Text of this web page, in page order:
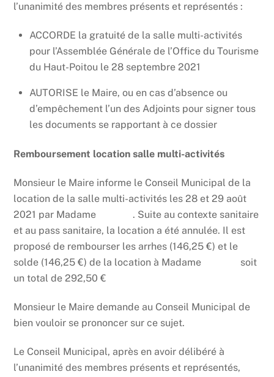
l’unanimité des membres présents et représentés :
ACCORDE la gratuité de la salle multi-activités
pour l’Assemblée Générale de l’Office du Tourisme
du Haut-Poitou le 28 septembre 2021
AUTORISE le Maire, ou en cas d’absence ou
d’empêchement l’un des Adjoints pour signer tous
les documents se rapportant à ce dossier
Remboursement location salle multi-activités
Monsieur le Maire informe le Conseil Municipal de la
location de la salle multi-activités les 28 et 29 août
2021 par Madame
. Suite au contexte sanitaire
et au pass sanitaire, la location a été annulée. Il est
proposé de rembourser les arrhes (146,25 €) et le
solde (146,25 €) de la location à Madame
soit
un total de 292,50 €
Monsieur le Maire demande au Conseil Municipal de
bien vouloir se prononcer sur ce sujet.
Le Conseil Municipal, après en avoir délibéré à
l’unanimité des membres présents et représentés,